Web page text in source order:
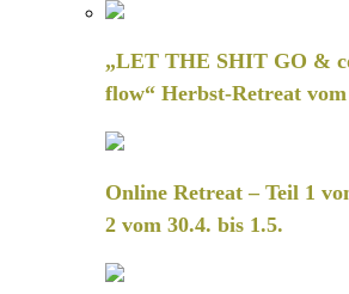
„LET THE SHIT GO &
flow“ Herbst-Retreat vom
Online Retreat – Teil 1
2 vom 30.4. bis 1.5.